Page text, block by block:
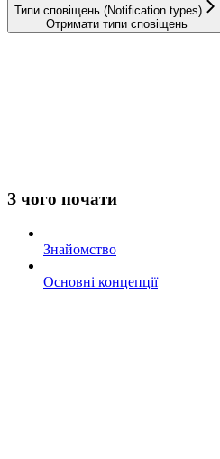
Типи сповіщень (Notification types)
Отримати типи сповіщень
З чого почати
Знайомство
Основні концепції